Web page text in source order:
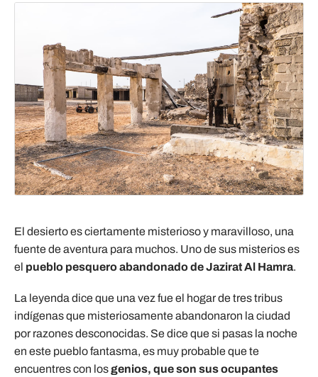
El desierto es ciertamente misterioso y maravilloso, una
fuente de aventura para muchos. Uno de sus misterios es
el pueblo pesquero abandonado de Jazirat Al Hamra.
La leyenda dice que una vez fue el hogar de tres tribus
indígenas que misteriosamente abandonaron la ciudad
por razones desconocidas. Se dice que si pasas la noche
en este pueblo fantasma, es muy probable que te
encuentres con losgenios, que son sus ocupantes